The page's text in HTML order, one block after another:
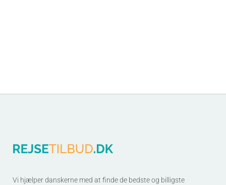
Vi hjælper danskerne med at finde de bedste og billigste